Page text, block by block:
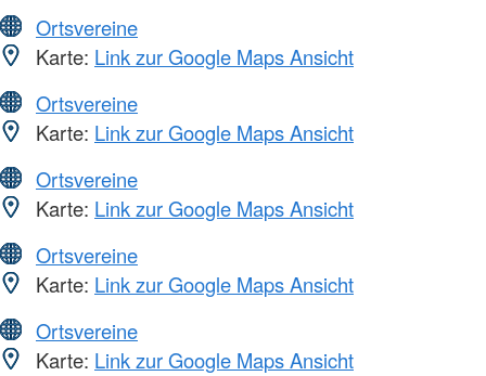
Ortsvereine
Karte: Link zur Google Maps Ansicht
Ortsvereine
Karte: Link zur Google Maps Ansicht
Ortsvereine
Karte: Link zur Google Maps Ansicht
Ortsvereine
Karte: Link zur Google Maps Ansicht
Ortsvereine
Karte: Link zur Google Maps Ansicht